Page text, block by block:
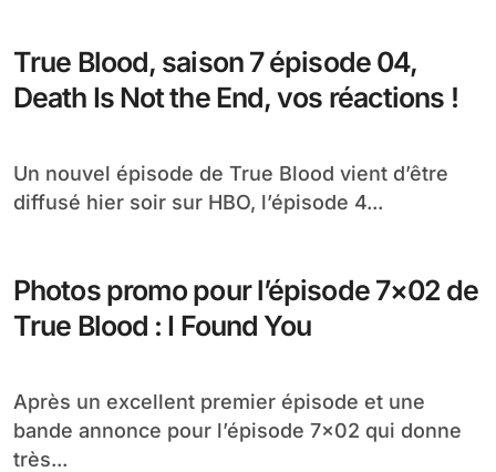
True Blood, saison 7 épisode 04,
Death Is Not the End, vos réactions !
Un nouvel épisode de True Blood vient d’être
diffusé hier soir sur HBO, l’épisode 4...
Photos promo pour l’épisode 7×02 de
True Blood : I Found You
Après un excellent premier épisode et une
bande annonce pour l’épisode 7×02 qui donne
très...